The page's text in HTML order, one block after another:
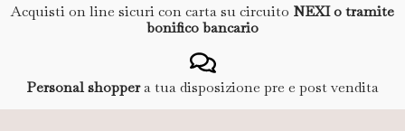
Acquisti on line sicuri con carta su circuito NEXI o tramite
bonifico bancario
Personal shoppera tua disposizione pre e post vendita